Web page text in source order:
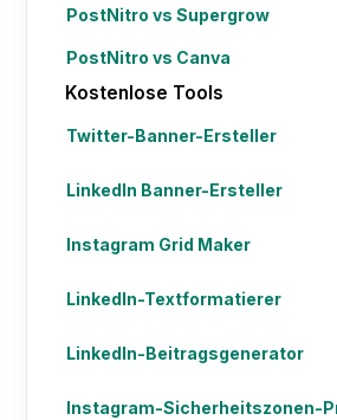
PostNitro vs Supergrow
PostNitro vs Canva
Kostenlose Tools
Twitter-Banner-Ersteller
LinkedIn Banner-Ersteller
Instagram Grid Maker
LinkedIn-Textformatierer
LinkedIn-Beitragsgenerator
Instagram-Sicherheitszonen-